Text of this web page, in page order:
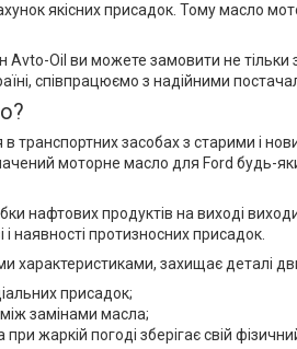
якісних присадок. Тому масло
Avto-Oil ви можете замовити не
співпрацюємо з надійними
засобах з старими і
моторне масло для Ford будь-
нафтових продуктів на виході
наявності протизносних присадок.
захищає деталі
присадок;
між замінами масла;
жаркій погоді зберігає свій